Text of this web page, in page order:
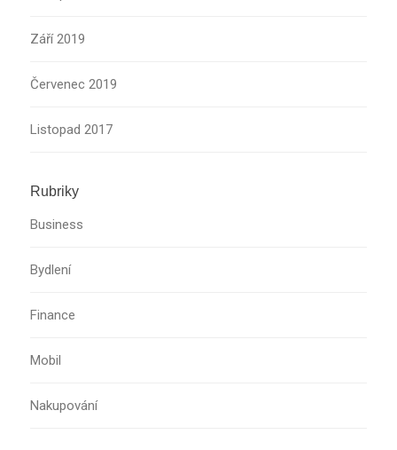
Září 2019
Červenec 2019
Listopad 2017
Rubriky
Business
Bydlení
Finance
Mobil
Nakupování